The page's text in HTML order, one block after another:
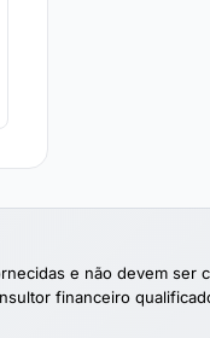
e não devem ser
financeiro